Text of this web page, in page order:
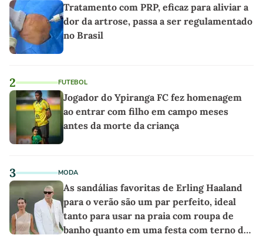
Tratamento com PRP, eficaz para aliviar a
dor da artrose, passa a ser regulamentado
no Brasil
2 FUTEBOL
Jogador do Ypiranga FC fez homenagem
ao entrar com filho em campo meses
antes da morte da criança
3 MODA
As sandálias favoritas de Erling Haaland
para o verão são um par perfeito, ideal
tanto para usar na praia com roupa de
banho quanto em uma festa com terno de